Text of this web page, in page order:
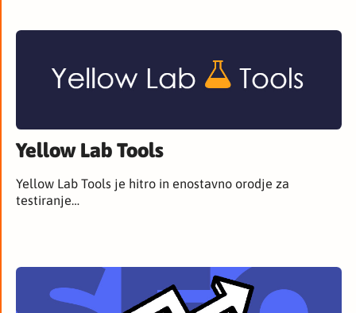
Yellow Lab Tools
Yellow Lab Tools je hitro in enostavno orodje za
testiranje…